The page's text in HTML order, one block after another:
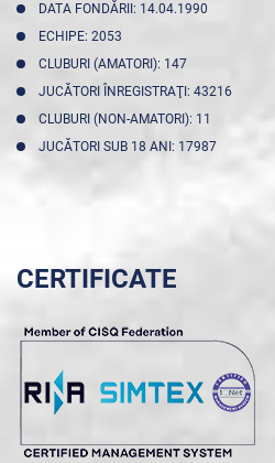
DATA FONDĂRII: 14.04.1990
ECHIPE: 2053
CLUBURI (AMATORI): 147
JUCĂTORI ÎNREGISTRAŢI: 43216
CLUBURI (NON-AMATORI): 11
JUCĂTORI SUB 18 ANI: 17987
CERTIFICATE